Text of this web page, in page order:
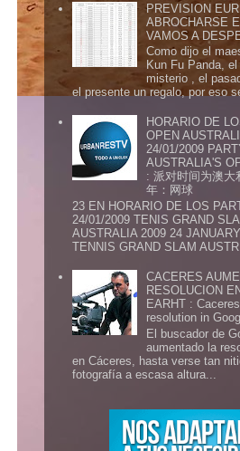
PREVISION
ABROCHARSE
VAMOS A
Como dijo el
Kun Fu Panda,
misterio , el
el presente un regalo, por eso
HORARIO DE
OPEN
24/01/2009
AUSTRALIA'S
: 派对时间为澳大
年：网球
23 EN HORARIO DE LOS
24/01/2009 TENIS GRAND
AUSTRALIA 2009 24
TENNIS GRAND SLAM
CACERES
RESOLUCION
EARHT :
resolution in
El buscador de
aumentado la
en Cáceres, hasta verse tan
fotografía a escasa altura...